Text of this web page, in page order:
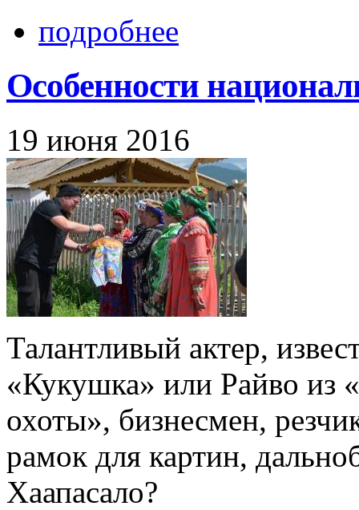
подробнее
Особенности
19 июня 2016
Талантливый актер,
«Кукушка» или Райво из
охоты», бизнесмен,
рамок для картин,
Хаапасало?